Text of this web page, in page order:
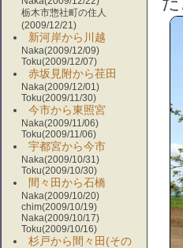
栃木市惣社町の住人
(2009/12/21)
新河岸から川越
Naka(2009/12/09)
Toku(2009/12/07)
赤坂見附から荏田
Naka(2009/12/01)
Toku(2009/11/30)
今市から東照宮
Naka(2009/11/06)
Toku(2009/11/06)
宇都宮から今市
Naka(2009/10/31)
Toku(2009/10/30)
間々田から石橋
Naka(2009/10/20)
chim(2009/10/19)
Naka(2009/10/17)
Toku(2009/10/16)
杉戸から間々田(その